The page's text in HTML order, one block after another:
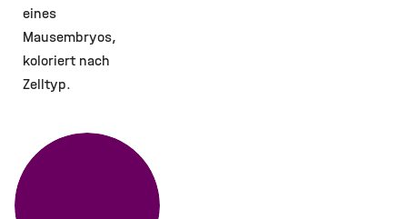
eines
Mausembryos,
koloriert nach
Zelltyp.